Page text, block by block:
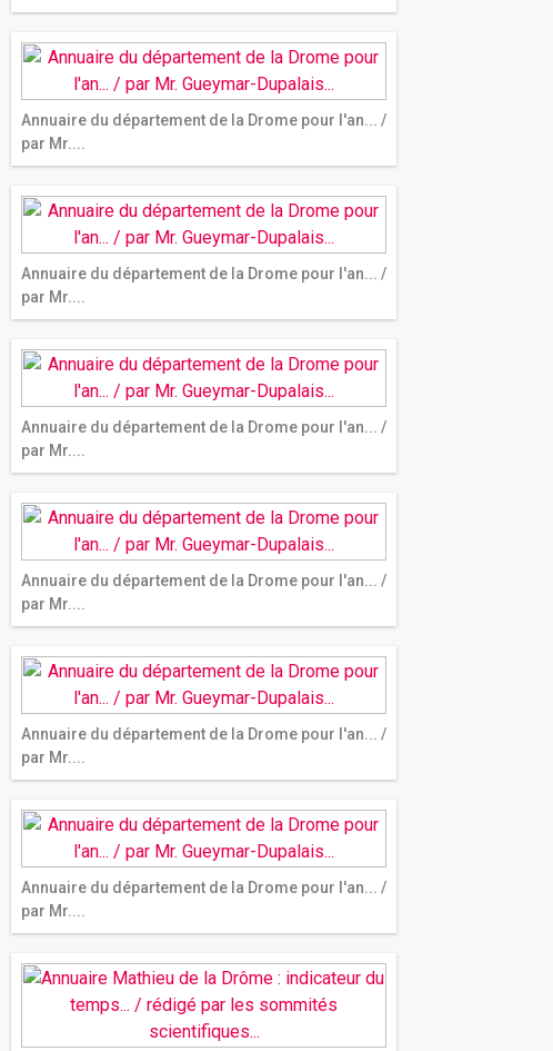
Annuaire du département de la Drome pour l'an... /
par Mr....
Annuaire du département de la Drome pour l'an... /
par Mr....
Annuaire du département de la Drome pour l'an... /
par Mr....
Annuaire du département de la Drome pour l'an... /
par Mr....
Annuaire du département de la Drome pour l'an... /
par Mr....
Annuaire du département de la Drome pour l'an... /
par Mr....